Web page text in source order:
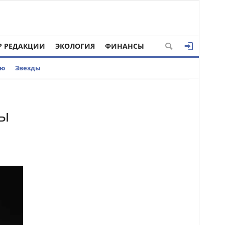
РЕДАКЦИИ ЭКОЛОГИЯ ФИНАНСЫ
Звезды